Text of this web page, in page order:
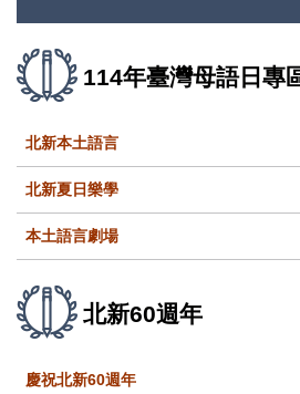
114年臺灣母語日專
北新本土語言
北新夏日樂學
本土語言劇場
北新60週年
慶祝北新60週年